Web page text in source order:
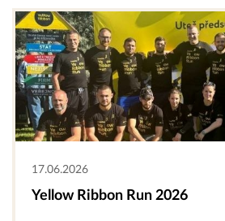
17.06.2026
Yellow Ribbon Run 2026